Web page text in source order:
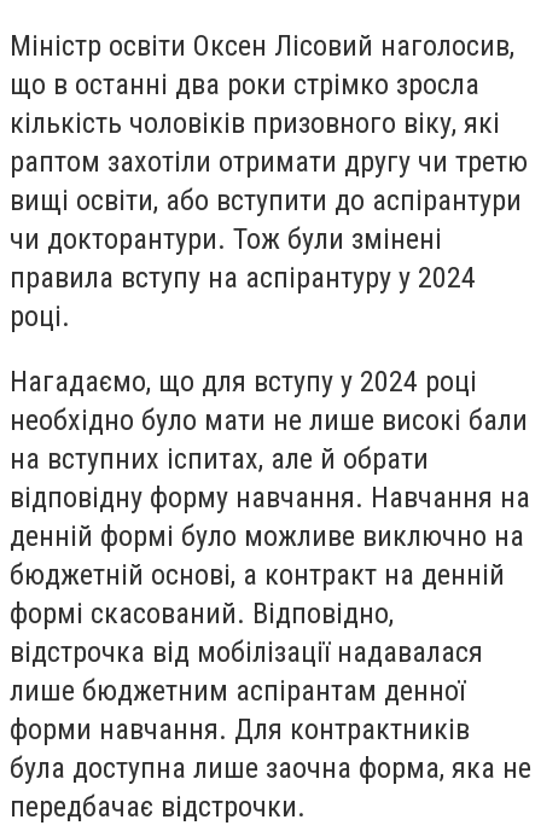
Міністр освіти Оксен Лісовий наголосив,
що в останні два роки стрімко зросла
кількість чоловіків призовного віку, які
раптом захотіли отримати другу чи третю
вищі освіти, або вступити до аспірантури
чи докторантури. Тож були змінені
правила вступу на аспірантуру у 2024
році.
Нагадаємо, що для вступу у 2024 році
необхідно було мати не лише високі бали
на вступних іспитах, але й обрати
відповідну форму навчання. Навчання на
денній формі було можливе виключно на
бюджетній основі, а контракт на денній
формі скасований. Відповідно,
відстрочка від мобілізації надавалася
лише бюджетним аспірантам денної
форми навчання. Для контрактників
була доступна лише заочна форма, яка не
передбачає відстрочки.